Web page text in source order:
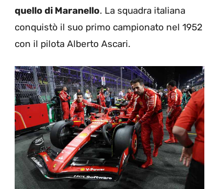
quello di Maranello. La squadra italiana
conquistò il suo primo campionato nel 1952
con il pilota Alberto Ascari.